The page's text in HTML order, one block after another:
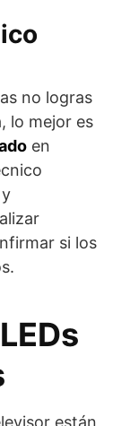
no logras
lo mejor es
en
si los
están